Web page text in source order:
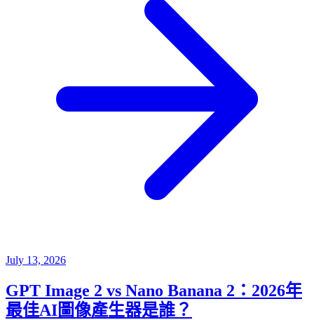
July 13, 2026
GPT Image 2 vs Nano Banana 2：2026年
最佳AI圖像產生器是誰？